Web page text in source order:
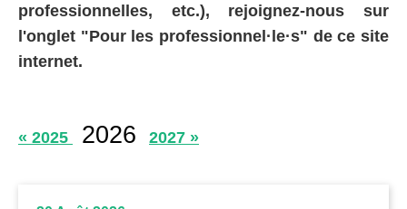
professionnelles, etc.), rejoignez-nous sur
l'onglet "Pour les professionnel·le·s" de ce site
internet.
« 2025 2026 2027 »